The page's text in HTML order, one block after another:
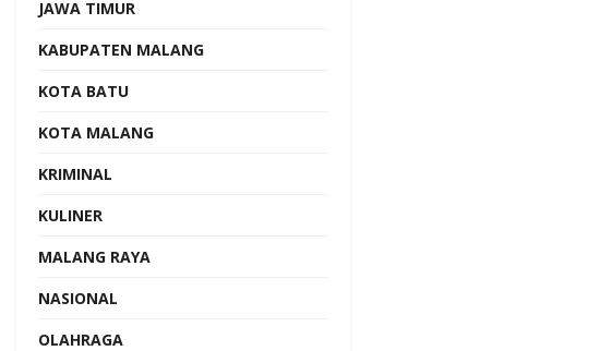
JAWA TIMUR
KABUPATEN MALANG
KOTA BATU
KOTA MALANG
KRIMINAL
KULINER
MALANG RAYA
NASIONAL
OLAHRAGA